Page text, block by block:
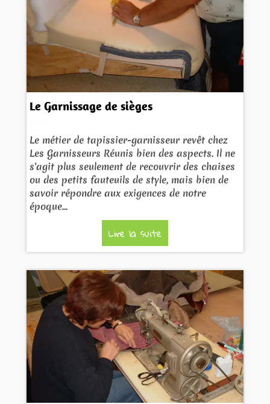
Le Garnissage de sièges
Le métier de tapissier-garnisseur revêt chez
Les Garnisseurs Réunis bien des aspects. Il ne
s'agit plus seulement de recouvrir des chaises
ou des petits fauteuils de style, mais bien de
savoir répondre aux exigences de notre
époque...
Lire la suite